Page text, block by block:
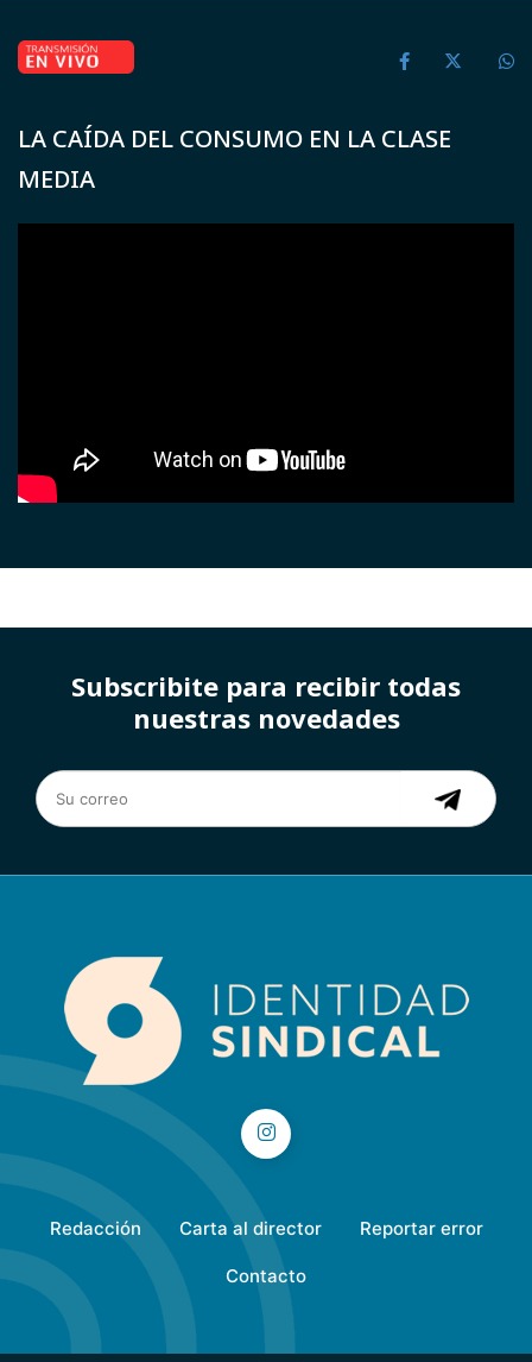
LA CAÍDA DEL CONSUMO EN LA CLASE
MEDIA
Subscribite para recibir todas
nuestras novedades
Redacción Carta al director Reportar error
Contacto